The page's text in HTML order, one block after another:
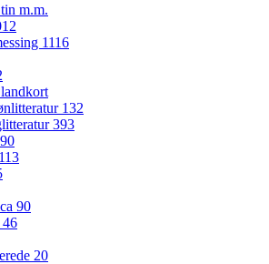
m.m.
1116
132
393
113
90
46
20